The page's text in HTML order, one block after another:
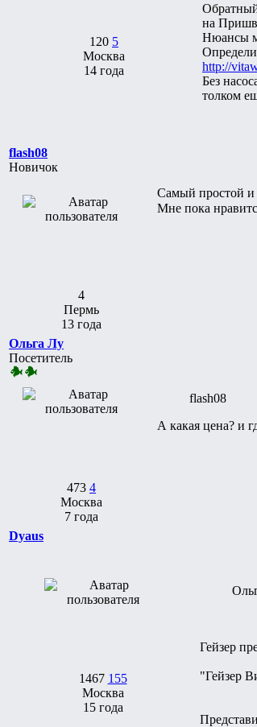
120 5
Москва
14 года
на
Нюансы
http://
Без
толком
flash08
Новичок
4
Пермь
13 года
Самый простой и
Мне пока
Ольга Лу
Посетитель
473 4
Москва
7 года
flash08
А какая цена? и
Dyaus
1467 155
Москва
15 года
Гейзер
"Гейзер